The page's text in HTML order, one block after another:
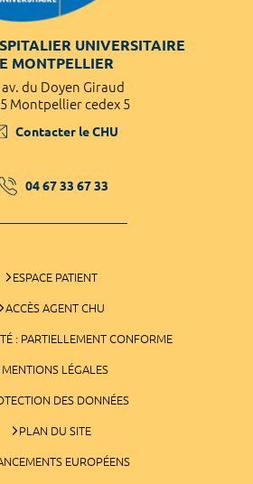
UNIVERSITAIRE
MONTPELLIER
av. du Doyen Giraud
Montpellier cedex 5
Contacter le CHU
04 67 33 67 33
ESPACE PATIENT
ACCÈS AGENT CHU
: PARTIELLEMENT CONFORME
MENTIONS LÉGALES
DES DONNÉES
PLAN DU SITE
EUROPÉENS